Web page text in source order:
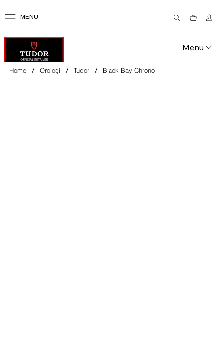
MENU
Menu
Home / Orologi / Tudor / Black Bay Chrono